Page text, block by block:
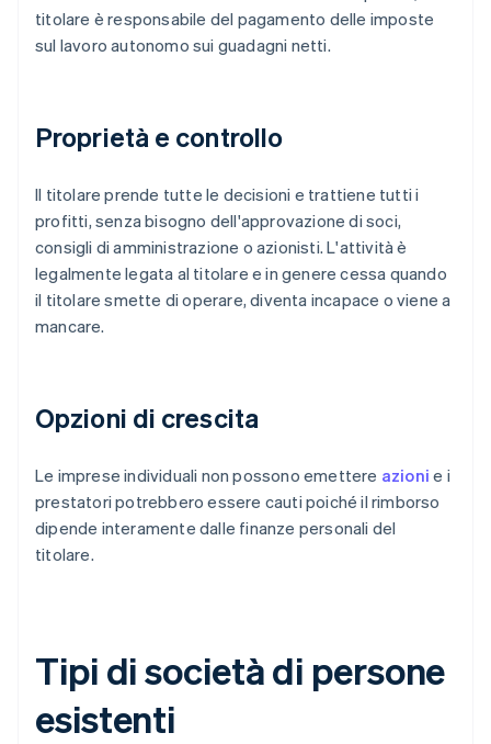
titolare è responsabile del pagamento delle imposte
sul lavoro autonomo sui guadagni netti.
Proprietà e controllo
Il titolare prende tutte le decisioni e trattiene tutti i
profitti, senza bisogno dell'approvazione di soci,
consigli di amministrazione o azionisti. L'attività è
legalmente legata al titolare e in genere cessa quando
il titolare smette di operare, diventa incapace o viene a
mancare.
Opzioni di crescita
Le imprese individuali non possono emettere azioni e i
prestatori potrebbero essere cauti poiché il rimborso
dipende interamente dalle finanze personali del
titolare.
Tipi di società di persone
esistenti